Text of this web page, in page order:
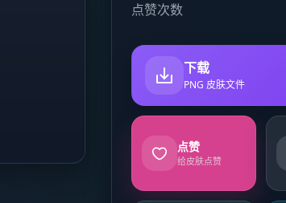
点赞次数
下载
PNG 皮肤文件
点赞
给皮肤点赞